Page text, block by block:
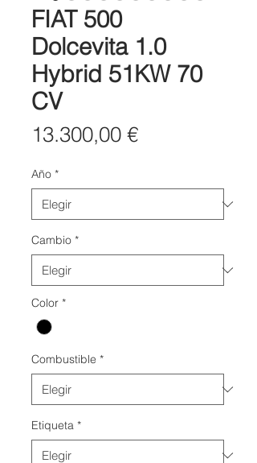
FIAT 500
Dolcevita 1.0
Hybrid 51KW 70
CV
13.300,00 €Precio
Año *
Cambio *
Color *
Combustible *
Etiqueta *